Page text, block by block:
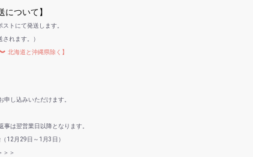
ついて】
トにて発送します。
れます。）
北海道と沖縄県除く】
申し込みいただけます。
事は翌営業日以降となります。
12月29日～1月3日）
＞＞